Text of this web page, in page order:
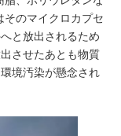
そのマイクロカプセ
と放出されるため
させたあとも物質
境汚染が懸念され